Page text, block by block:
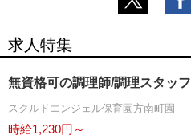
求人特集
無資格可の調理師/調理スタッフ
スクルドエンジェル保育園方南町園
時給1,230円～